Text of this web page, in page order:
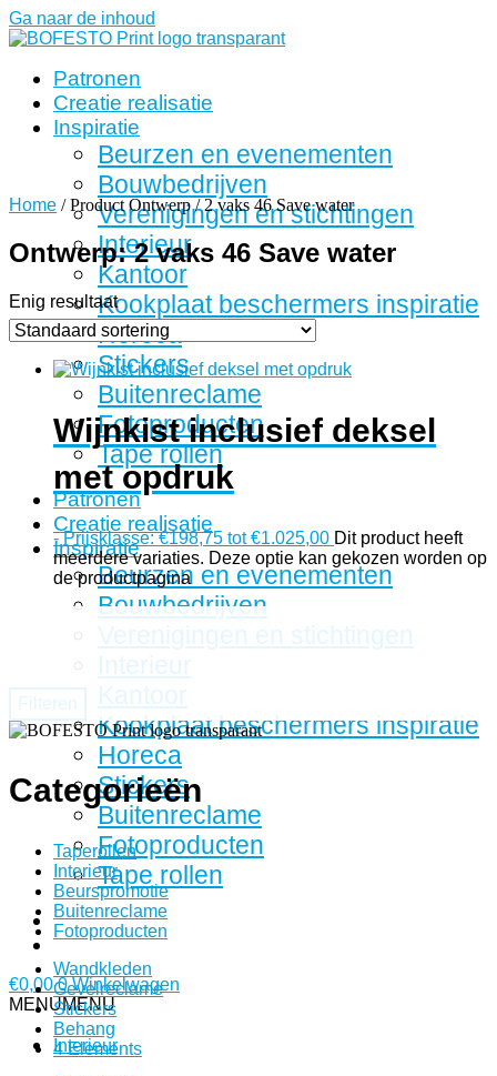
Ga naar de inhoud
Patronen
Creatie realisatie
Inspiratie
Beurzen en evenementen
Bouwbedrijven
Verenigingen en stichtingen
Interieur
Kantoor
Kookplaat beschermers inspiratie
Horeca
Stickers
Buitenreclame
Fotoproducten
Tape rollen
Patronen
Creatie realisatie
Inspiratie
Beurzen en evenementen
Bouwbedrijven
Verenigingen en stichtingen
Interieur
Kantoor
Kookplaat beschermers inspiratie
Horeca
Stickers
Buitenreclame
Fotoproducten
Tape rollen
€0,00 0 Winkelwagen
MENUMENU
Interieur
Home / Product Ontwerp / 2 vaks 46 Save water
Ontwerp: 2 vaks 46 Save water
Enig resultaat
Wijnkist inclusief deksel
met opdruk
- Prijsklasse: €198,75 tot €1.025,00 Dit product heeft
meerdere variaties. Deze optie kan gekozen worden op
de productpagina
Filteren
Categorieën
Taperollen
Interieur
Beurspromotie
Buitenreclame
Fotoproducten
Wandkleden
Gevelreclame
Stickers
Behang
4 Elements